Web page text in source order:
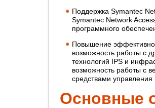
Поддержка Symantec
Symantec Network
программного
Повышение
возможность работы с
технологий IPS и
возможность работы с
средствами
Основные